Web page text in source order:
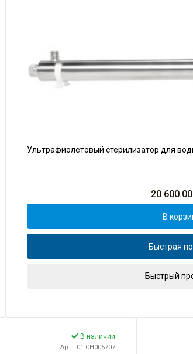
Ультрафиолетовый стерилизатор для
20 600.00
В
Быстрая
Быстрый
В наличии
Арт.: 01.CH005707